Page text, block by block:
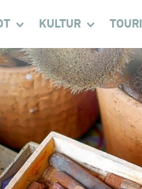
KULTUR